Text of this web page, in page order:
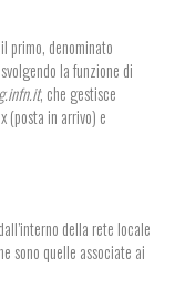
primo, denominato
la funzione di
, che gestisce
(posta in arrivo) e
della rete locale
sono quelle associate ai